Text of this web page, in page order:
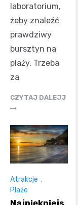
laboratorium,
żeby znaleźć
prawdziwy
bursztyn na
plaży. Trzeba
za
CZYTAJ DALEJJ
Atrakcje ,
Plaże
Najpiękniejs